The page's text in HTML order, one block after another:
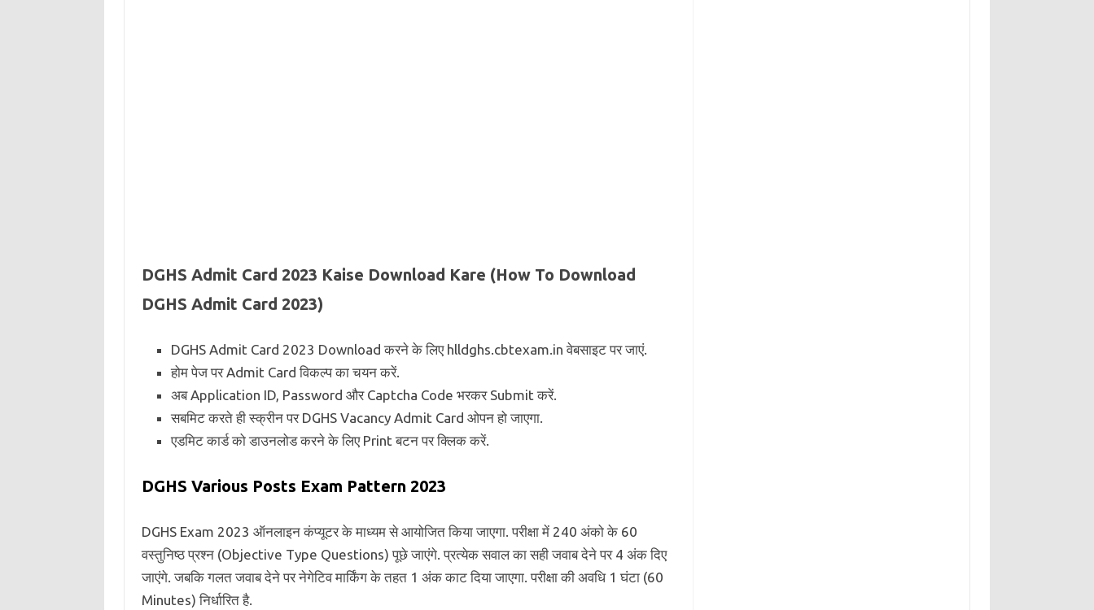
DGHS Admit Card 2023 Kaise Download Kare (How To Download
DGHS Admit Card 2023)
DGHS Admit Card 2023 Download करने के लिए hlldghs.cbtexam.in वेबसाइट पर जाएं.
होम पेज पर Admit Card विकल्प का चयन करें.
अब Application ID, Password और Captcha Code भरकर Submit करें.
सबमिट करते ही स्क्रीन पर DGHS Vacancy Admit Card ओपन हो जाएगा.
एडमिट कार्ड को डाउनलोड करने के लिए Print बटन पर क्लिक करें.
DGHS Various Posts Exam Pattern 2023
DGHS Exam 2023 ऑनलाइन कंप्यूटर के माध्यम से आयोजित किया जाएगा. परीक्षा में 240 अंको के 60
वस्तुनिष्ठ प्रश्न (Objective Type Questions) पूछे जाएंगे. प्रत्येक सवाल का सही जवाब देने पर 4 अंक दिए
जाएंगे. जबकि गलत जवाब देने पर नेगेटिव मार्किंग के तहत 1 अंक काट दिया जाएगा. परीक्षा की अवधि 1 घंटा (60
Minutes) निर्धारित है.